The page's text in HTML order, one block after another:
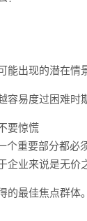
能出现的潜在情
容易度过困难时
要惊慌
个重要部分都必
业来说是无价
的最佳焦点群体